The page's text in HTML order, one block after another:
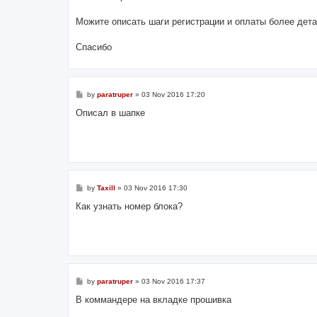
Можите описать шаги регистрации и оплаты более
Спасибо
P
s
by paratruper» 03 Nov 2016 17:20
Описал в шапке
P
s
by Taxill » 03 Nov 2016 17:30
Как узнать номер блока?
P
s
by paratruper» 03 Nov 2016 17:37
В коммандере на вкладке прошивка